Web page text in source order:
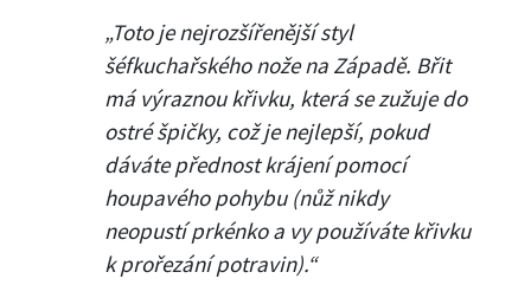
„Toto je nejrozšířenější styl
šéfkuchařského nože na Západě. Břit
má výraznou křivku, která se zužuje do
ostré špičky, což je nejlepší, pokud
dáváte přednost krájení pomocí
houpavého pohybu (nůž nikdy
neopustí prkénko a vy používáte křivku
k prořezání potravin).“